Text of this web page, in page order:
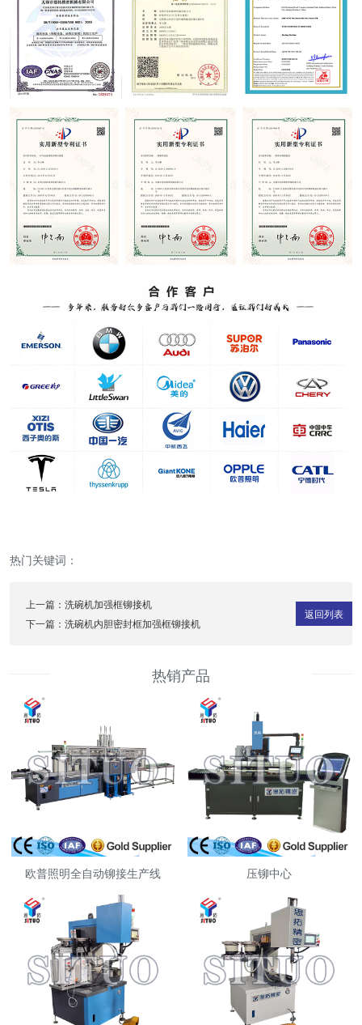
热门关键词：
上一篇： 洗碗机加强框铆接机
下一篇： 洗碗机内胆密封框加强框铆接机
返回列表
热销产品
欧普照明全自动铆接生产线 压铆中心